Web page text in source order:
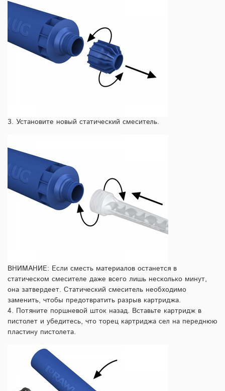
3. Установите новый статический смеситель.
ВНИМАНИЕ: Если сместь материалов останется в
статическом смесителе даже всего лишь несколько минут,
она затвердеет. Статический смеситель необходимо
заменить, чтобы предотвратить разрыв картриджа.
4. Потяните поршневой шток назад. Вставьте картридж в
пистолет и убедитесь, что торец картриджа сел на переднюю
пластину пистолета.